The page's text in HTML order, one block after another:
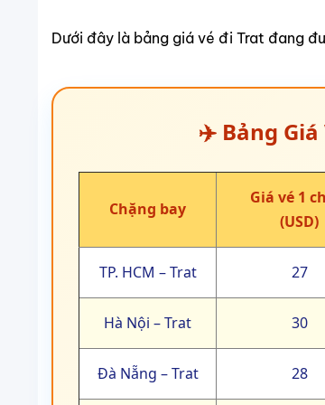
Giá vé trên chưa bao
Hãng hàng không bay từ
Từ Việt Nam, nhu cầumua vé máy bay
các hành trình du lịch Thái Lan. Nhiều
hoạt về giờ bay, thời gian nối chuyến